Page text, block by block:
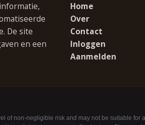
De site
en een
Home
Over
Contact
Inloggen
Aanmelden